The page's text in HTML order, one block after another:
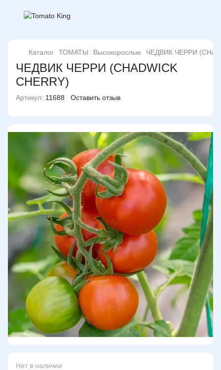
Каталог ТОМАТЫ Высокорослые ЧЕДВИК ЧЕРРИ
ЧЕДВИК ЧЕРРИ (CHADWICK
CHERRY)
Артикул: 11688 Оставить отзыв
Нет в наличии